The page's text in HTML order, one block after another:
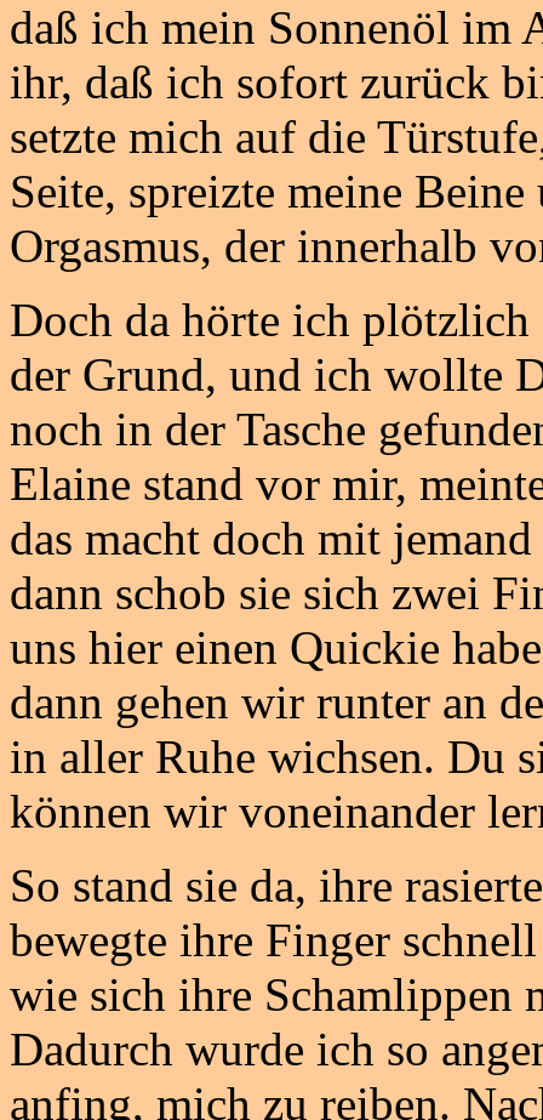
daß ich mein Sonnenöl im
ihr, daß ich sofort zurück
setzte mich auf die
Seite, spreizte meine
Orgasmus, der innerhalb
Doch da hörte ich
der Grund, und ich wollte
noch in der Tasche
Elaine stand vor mir,
das macht doch mit
dann schob sie sich zwei
uns hier einen Quickie
dann gehen wir runter an
in aller Ruhe wichsen. Du
können wir voneinander
So stand sie da, ihre
bewegte ihre Finger
wie sich ihre Schamlippen
Dadurch wurde ich so
anfing, mich zu reiben.